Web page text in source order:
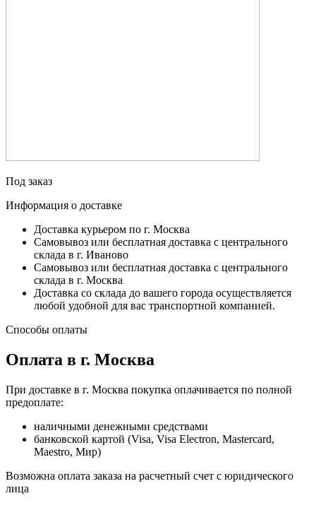
Под заказ
Информация о доставке
Доставка курьером по г. Москва
Самовывоз или бесплатная доставка с центрального
склада в г. Иваново
Самовывоз или бесплатная доставка с центрального
склада в г. Москва
Доставка со склада до вашего города осуществляется
любой удобной для вас транспортной компанией.
Способы оплаты
Оплата в г. Москва
При доставке в г. Москва покупка оплачивается по полной
предоплате:
наличными денежными средствами
банковской картой (Visa, Visa Electron, Mastercard,
Maestro, Мир)
Возможна оплата заказа на расчетный счет с юридического
лица